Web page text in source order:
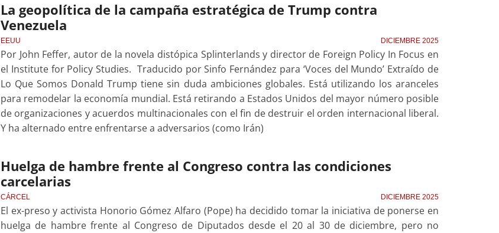
La geopolítica de la campaña estratégica de Trump contra
Venezuela
EEUU DICIEMBRE 2025
Por John Feffer, autor de la novela distópica Splinterlands y director de Foreign Policy In Focus en
el Institute for Policy Studies. Traducido por Sinfo Fernández para ‘Voces del Mundo’ Extraído de
Lo Que Somos Donald Trump tiene sin duda ambiciones globales. Está utilizando los aranceles
para remodelar la economía mundial. Está retirando a Estados Unidos del mayor número posible
de organizaciones y acuerdos multinacionales con el fin de destruir el orden internacional liberal.
Y ha alternado entre enfrentarse a adversarios (como Irán)
Huelga de hambre frente al Congreso contra las condiciones
carcelarias
CÁRCEL DICIEMBRE 2025
El ex-preso y activista Honorio Gómez Alfaro (Pope) ha decidido tomar la iniciativa de ponerse en
huelga de hambre frente al Congreso de Diputados desde el 20 al 30 de diciembre, pero no